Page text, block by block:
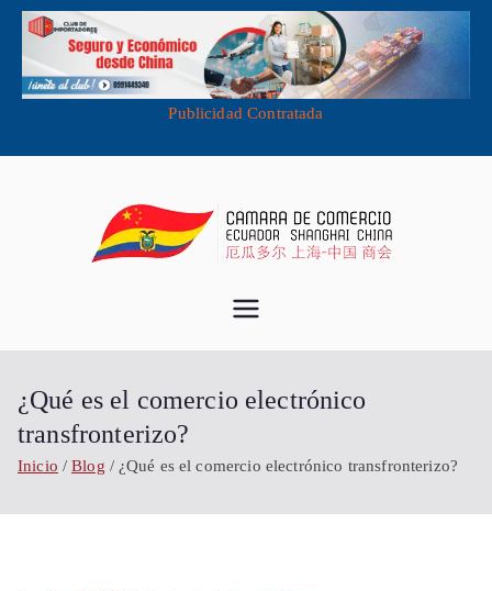
Publicidad Contratada
Comercio
Importa desde China - Compra en
¿Qué es el comercio electrónico
transfronterizo?
Inicio Blog ¿Qué es el comercio electrónico transfronterizo?